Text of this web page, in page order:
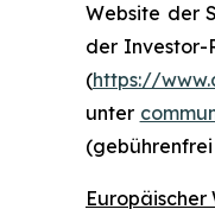
Website der
der Investor-
(https://
unter
(gebührenfrei
Europäischer